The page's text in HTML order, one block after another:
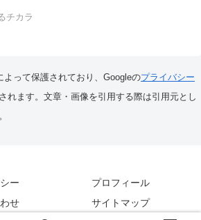
チカラ
よって保護されており、Googleのプライバシー
れます。文章・画像を引用する際は引用元とし
ー
プロフィール
せ
サイトマップ